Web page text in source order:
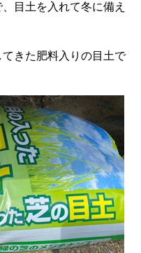
目土を入れて冬に備え
きた肥料入りの目土で